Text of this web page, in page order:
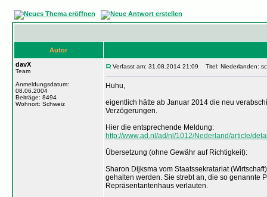
Autor
davX
Team
Anmeldungsdatum:
08.06.2004
Beiträge: 8494
Wohnort: Schweiz
Verfasst am: 31.08.2014 21:09 Titel: Niederlanden:
Huhu,
eigentlich hätte ab Januar 2014 die neu
Verzögerungen.
Hier die entsprechende Meldung:
http://www.ad.nl/ad/nl/1012/Nederland/article/
Übersetzung (ohne Gewähr auf Richtigkeit):
Sharon Dijksma vom Staatssekratariat
gehalten werden. Sie strebt an, die so genannte
Repräsentantenhaus verlauten.